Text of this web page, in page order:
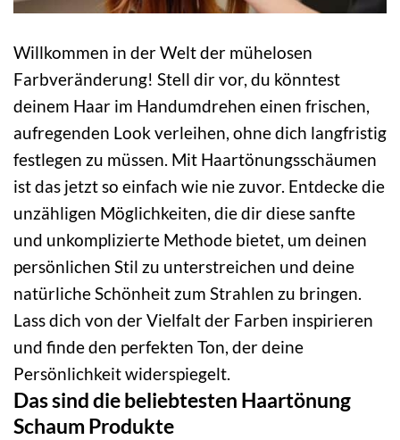
Willkommen in der Welt der mühelosen
Farbveränderung! Stell dir vor, du könntest
deinem Haar im Handumdrehen einen frischen,
aufregenden Look verleihen, ohne dich langfristig
festlegen zu müssen. Mit Haartönungsschäumen
ist das jetzt so einfach wie nie zuvor. Entdecke die
unzähligen Möglichkeiten, die dir diese sanfte
und unkomplizierte Methode bietet, um deinen
persönlichen Stil zu unterstreichen und deine
natürliche Schönheit zum Strahlen zu bringen.
Lass dich von der Vielfalt der Farben inspirieren
und finde den perfekten Ton, der deine
Persönlichkeit widerspiegelt.
Das sind die beliebtesten Haartönung
Schaum Produkte